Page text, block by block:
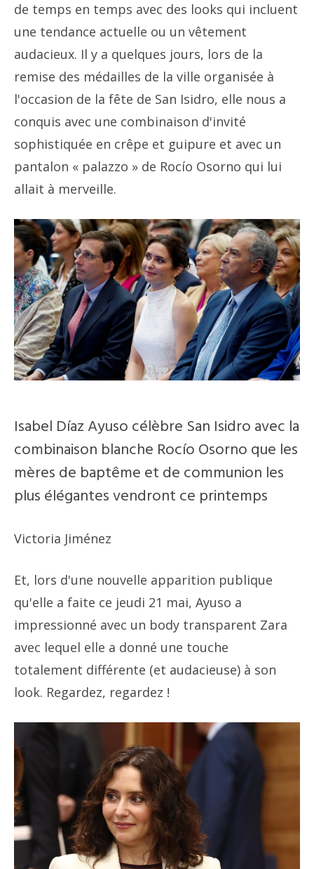
de temps en temps avec des looks qui incluent
une tendance actuelle ou un vêtement
audacieux. Il y a quelques jours, lors de la
remise des médailles de la ville organisée à
l'occasion de la fête de San Isidro, elle nous a
conquis avec une combinaison d'invité
sophistiquée en crêpe et guipure et avec un
pantalon « palazzo » de Rocío Osorno qui lui
allait à merveille.
Isabel Díaz Ayuso célèbre San Isidro avec la
combinaison blanche Rocío Osorno que les
mères de baptême et de communion les
plus élégantes vendront ce printemps
Victoria Jiménez
Et, lors d'une nouvelle apparition publique
qu'elle a faite ce jeudi 21 mai, Ayuso a
impressionné avec un body transparent Zara
avec lequel elle a donné une touche
totalement différente (et audacieuse) à son
look. Regardez, regardez !